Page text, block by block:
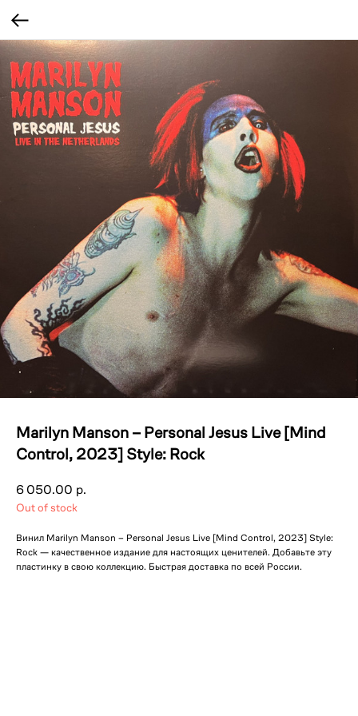
Marilyn Manson – Personal Jesus Live [Mind
Control, 2023] Style: Rock
6 050.00 р.
Out of stock
Винил Marilyn Manson – Personal Jesus Live [Mind Control, 2023] Style:
Rock — качественное издание для настоящих ценителей. Добавьте эту
пластинку в свою коллекцию. Быстрая доставка по всей России.